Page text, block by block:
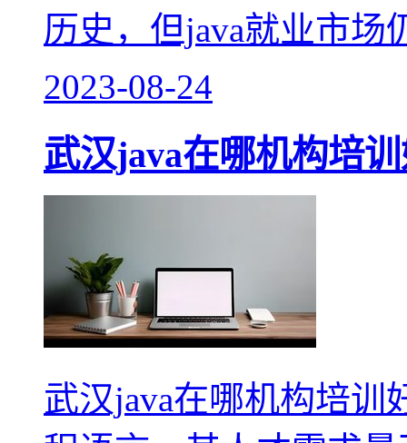
历史，但java就业市场
2023-08-24
武汉java在哪机构培
武汉java在哪机构培训